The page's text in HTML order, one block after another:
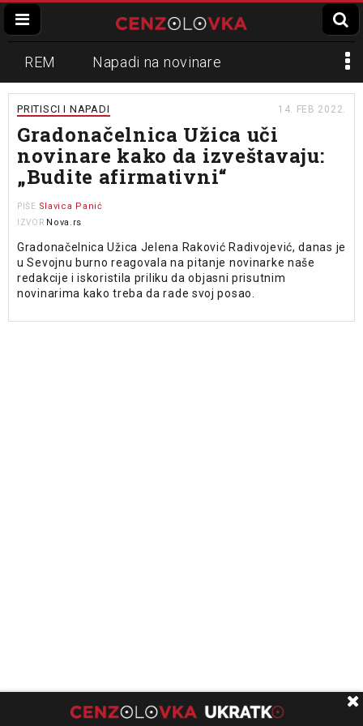
REM Napadi na novinare
Zvučni top
Propaganda Lokalni mediji
Informer Slavko Ćuruvija
PRITISCI I NAPADI 14. FEB 2022.
Gradonačelnica Užica uči
novinare kako da izveštavaju:
„Budite afirmativni“
PIŠE Slavica Panić
IZVOR Nova.rs
Gradonačelnica Užica Jelena Raković Radivojević, danas je
u Sevojnu burno reagovala na pitanje novinarke naše
redakcije i iskoristila priliku da objasni prisutnim
novinarima kako treba da rade svoj posao.